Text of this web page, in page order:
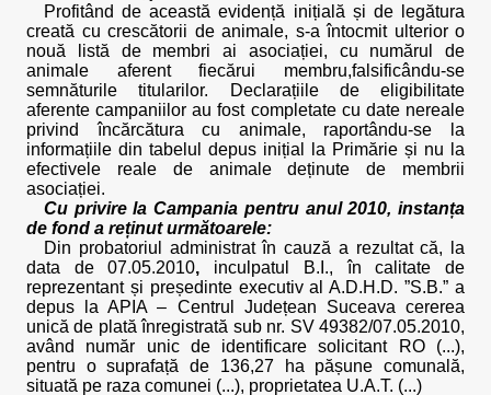
Profitând de această evidență inițială și de legătura
creată cu crescătorii de animale, s-a întocmit ulterior o
nouă listă de membri ai asociației, cu numărul de
animale aferent fiecărui membru,falsificându-se
semnăturile titularilor. Declarațiile de eligibilitate
aferente campaniilor au fost completate cu date nereale
privind încărcătura cu animale, raportându-se la
informațiile din tabelul depus inițial la Primărie și nu la
efectivele reale de animale deținute de membrii
asociației.
Cu privire la Campania pentru anul 2010, instanța
de fond a reținut următoarele:
Din probatoriul administrat în cauză a rezultat că, la
data de 07.05.2010, inculpatul B.I., în calitate de
reprezentant și președinte executiv al A.D.H.D. ”S.B.” a
depus la APIA – Centrul Județean Suceava cererea
unică de plată înregistrată sub nr. SV 49382/07.05.2010,
având număr unic de identificare solicitant RO (...),
pentru o suprafață de 136,27 ha pășune comunală,
situată pe raza comunei (...), proprietatea U.A.T. (...)